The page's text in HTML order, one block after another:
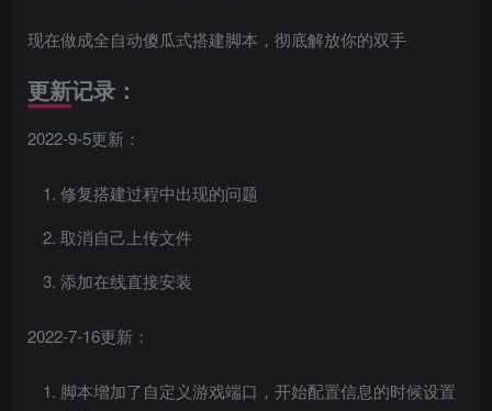
现在做成全自动傻瓜式搭建脚本，彻底解放你的双手
更新记录：
2022-9-5更新：
修复搭建过程中出现的问题
取消自己上传文件
添加在线直接安装
2022-7-16更新：
脚本增加了自定义游戏端口，开始配置信息的时候设置